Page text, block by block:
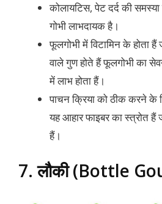
कोलायटिस, पेट दर्द की
गोभी लाभदायक है।
फूलगोभी में विटामिन के
वाले गुण होते हैं फूलगोभी का
में लाभ होता हैं।
पाचन क्रिया को ठीक करने के
यह आहार फाइबर का स्त्रोत हैं
हैं।
7. लौकी (Bottle